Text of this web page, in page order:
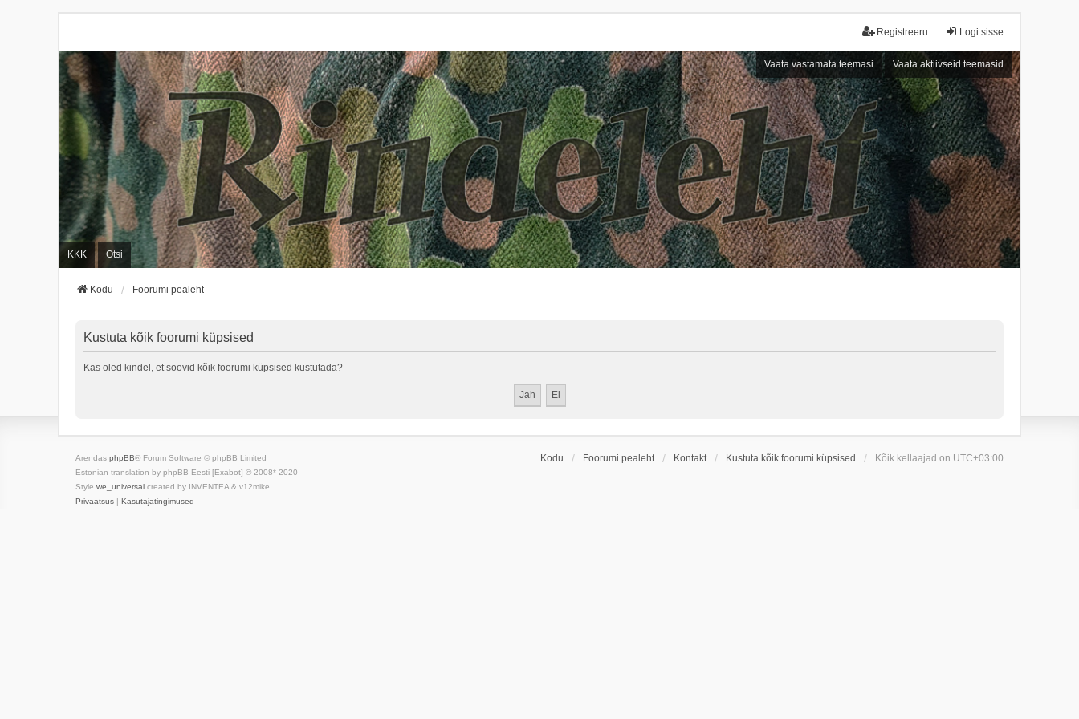
Logi sisse
Registreeru
Vaata vastamata teemasi Vaata aktiivseid teemasid
KKK Otsi
Kodu Foorumi pealeht
Kustuta kõik foorumi küpsised
Kas oled kindel, et soovid kõik foorumi küpsised kustutada?
Kodu Foorumi pealeht Kontakt Kustuta kõik foorumi küpsised Kõik kellaajad on UTC+03:00
Arendas phpBB® Forum Software © phpBB Limited
Estonian translation by phpBB Eesti [Exabot] © 2008*-2020
Style we_universal created by INVENTEA & v12mike
Privaatsus | Kasutajatingimused